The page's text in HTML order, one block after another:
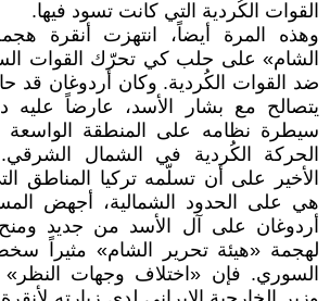
القوات الكُردية التي كانت تسود فيها.
وهذه المرة أيضاً، انتهزت أنقرة
الشام» على حلب كي تحرّك القوات
ضد القوات الكُردية. وكان أردوغان قد
يتصالح مع بشار الأسد، عارضاً
سيطرة نظامه على المنطقة الواسعة
الحركة الكُردية في الشمال
الأخير على أن تسلّمه تركيا المناطق
هي على الحدود الشمالية، أجهض
أردوغان على آل الأسد من جديد
لهجمة «هيئة تحرير الشام» مثيراً
السوري. فإن «اختلاف وجهات النظر»